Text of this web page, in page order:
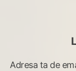
Adresa ta de